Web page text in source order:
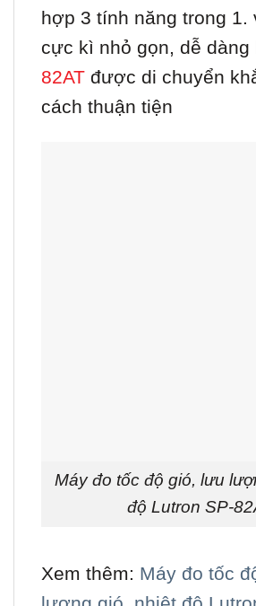
hợp 3 tính năng trong 1.
cực kì nhỏ gọn, dễ dàng
82AT được di chuyển
cách thuận tiện
Máy đo tốc độ gió, lưu
độ Lutron SP-
Xem thêm: Máy đo tốc